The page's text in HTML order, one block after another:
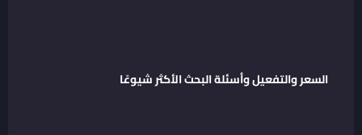
السعر والتفعيل وأسئلة البحث الأكثر شيوعًا